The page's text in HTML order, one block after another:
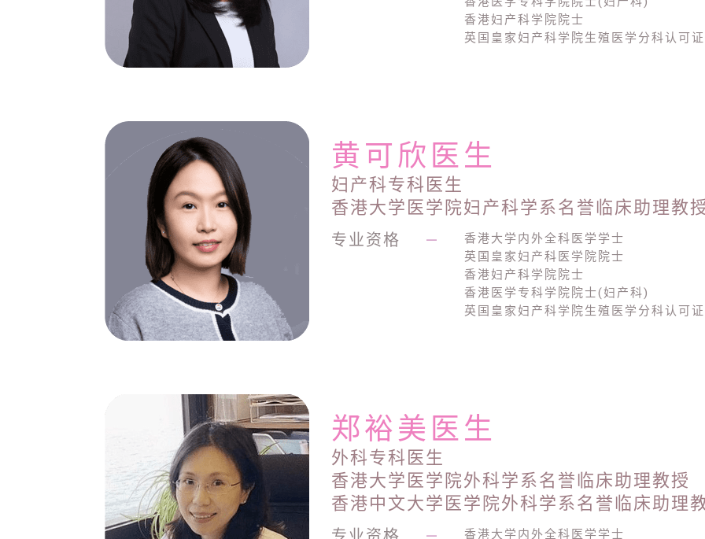
香港妇产科学院院士
英国皇家妇产科学院生殖医学分科认可
黄可欣医生
妇产科专科医生
香港大学医学院妇产科学系名誉临床助理教
专业资格 —
香港大学内外全科医学学士
英国皇家妇产科医学院院士
香港妇产科学院院士
香港医学专科学院院士(妇产科)
英国皇家妇产科学院生殖医学分科认可
郑裕美医生
外科专科医生
香港大学医学院外科学系名誉临床助理教授
香港中文大学医学院外科学系名誉临床助理
香港大学内外全科医学学士